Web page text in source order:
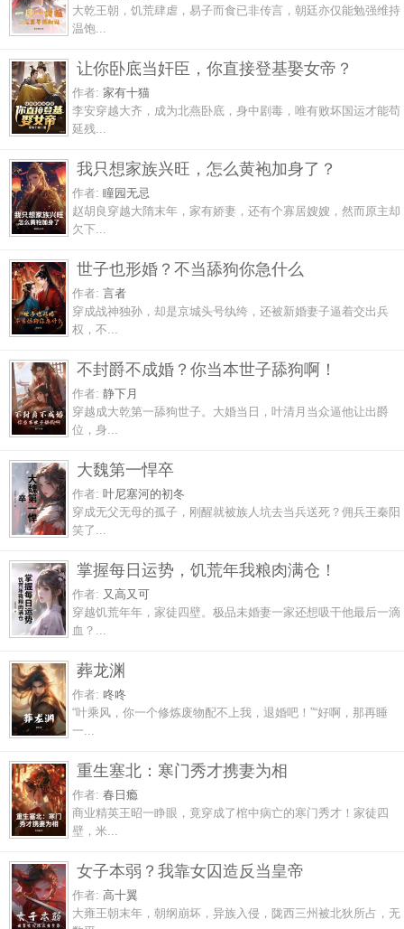
大乾王朝，饥荒肆虐，易子而食已非传言，朝廷亦仅能勉强维持
温饱...
让你卧底当奸臣，你直接登基娶女帝？
作者: 家有十猫
李安穿越大齐，成为北燕卧底，身中剧毒，唯有败坏国运才能苟
延残...
我只想家族兴旺，怎么黄袍加身了？
作者: 瞳园无忌
赵胡良穿越大隋末年，家有娇妻，还有个寡居嫂嫂，然而原主却
欠下...
世子也形婚？不当舔狗你急什么
作者: 言者
穿成战神独孙，却是京城头号纨绔，还被新婚妻子逼着交出兵
权，不...
不封爵不成婚？你当本世子舔狗啊！
作者: 静下月
穿越成大乾第一舔狗世子。大婚当日，叶清月当众逼他让出爵
位，身...
大魏第一悍卒
作者: 叶尼塞河的初冬
穿成无父无母的孤子，刚醒就被族人坑去当兵送死？佣兵王秦阳
笑了...
掌握每日运势，饥荒年我粮肉满仓！
作者: 又高又可
穿越饥荒年年，家徒四壁。极品未婚妻一家还想吸干他最后一滴
血？...
葬龙渊
作者: 咚咚
“叶乘风，你一个修炼废物配不上我，退婚吧！”“好啊，那再睡
一...
重生塞北：寒门秀才携妻为相
作者: 春日瘾
商业精英王昭一睁眼，竟穿成了棺中病亡的寒门秀才！家徒四
壁，米...
女子本弱？我靠女囚造反当皇帝
作者: 高十翼
大雍王朝末年，朝纲崩坏，异族入侵，陇西三州被北狄所占，无